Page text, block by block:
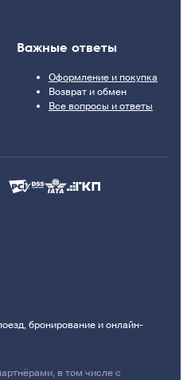
Важные ответы
Оформление и покупка
Возврат и обмен
Все вопросы и ответы
бронирование и онлайн-
в том числе с